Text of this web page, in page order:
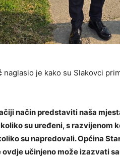
naglasio je kako su Slakovci
način predstaviti naša
su uređeni, s
su napredovali. Općina
ovdje učinjeno može izazvati